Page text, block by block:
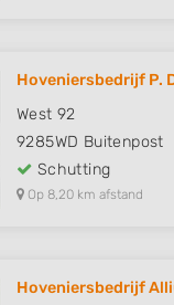
Hoveniersbedrijf P.
West 92
9285WD Buitenpost
Schutting
Op 8,20 km afstand
Hoveniersbedrijf